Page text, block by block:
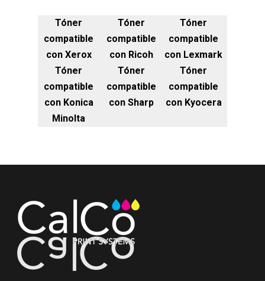
Tóner
compatible
con Xerox
Tóner
compatible
con Ricoh
Tóner
compatible
con Lexmark
Tóner
compatible
con Konica
Minolta
Tóner
compatible
con Sharp
Tóner
compatible
con Kyocera